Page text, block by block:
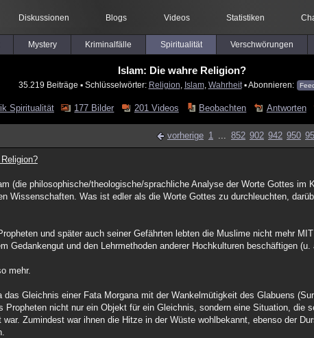
Diskussionen Blogs Videos Statistiken
Mystery Kriminalfälle Spiritualität Verschwörungen
Islam: Die wahre Religion?
35.219 Beiträge ▪ Schlüsselwörter: Religion Islam, Wahrheit▪ Abonnieren:
Spiritualität 177 Bilder 201 Videos Beobachten Antworten
vorherige 1 ... 852 902 942 950
(die philosophische/theologische/sprachliche Analyse der Worte Gottes im
Wissenschaften. Was ist edler als die Worte Gottes zu durchleuchten,
und später auch seiner Gefährten lebten die Muslime nicht mehr
Gedankengut und den Lehrmethoden anderer Hochkulturen beschäftigen
mehr.
das Gleichnis einer Fata Morgana mit der Wankelmütigkeit des Glabuens
Propheten nicht nur ein Objekt für ein Gleichnis, sondern eine Situation, die
war. Zumindest war ihnen die Hitze in der Wüste wohlbekannt, ebenso der